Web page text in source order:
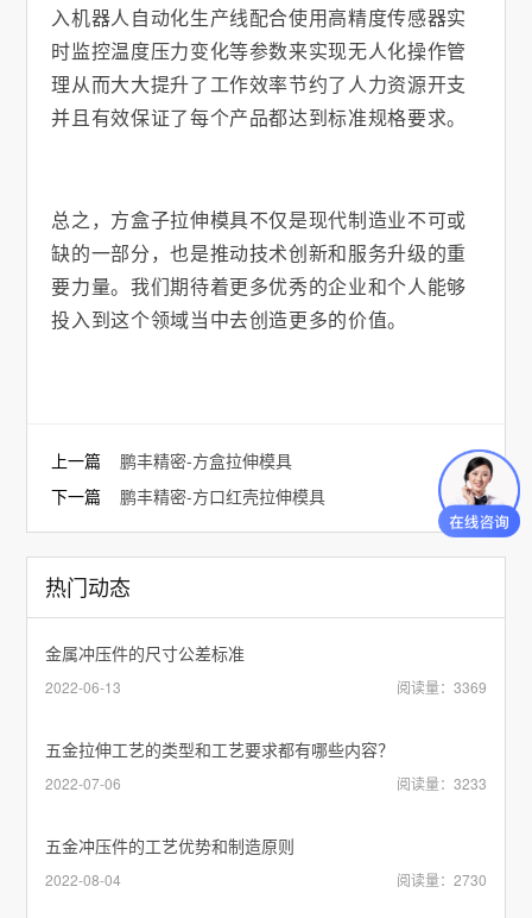
入机器人自动化生产线配合使用高精度传感器实
时监控温度压力变化等参数来实现无人化操作管
理从而大大提升了工作效率节约了人力资源开支
并且有效保证了每个产品都达到标准规格要求。
总之，方盒子拉伸模具不仅是现代制造业不可或
缺的一部分，也是推动技术创新和服务升级的重
要力量。我们期待着更多优秀的企业和个人能够
投入到这个领域当中去创造更多的价值。
上一篇鹏丰精密-方盒拉伸模具
下一篇鹏丰精密-方口红壳拉伸模具
热门动态
金属冲压件的尺寸公差标准
2022-06-13 阅读量：3369
五金拉伸工艺的类型和工艺要求都有哪些内容？
2022-07-06 阅读量：3233
五金冲压件的工艺优势和制造原则
2022-08-04 阅读量：2730